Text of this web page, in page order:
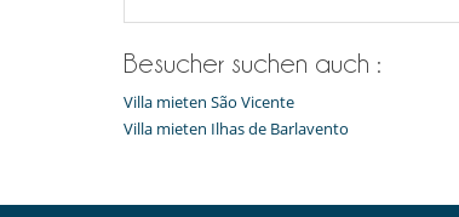
Besucher suchen auch :
Villa mieten São Vicente
Villa mieten Ilhas de Barlavento